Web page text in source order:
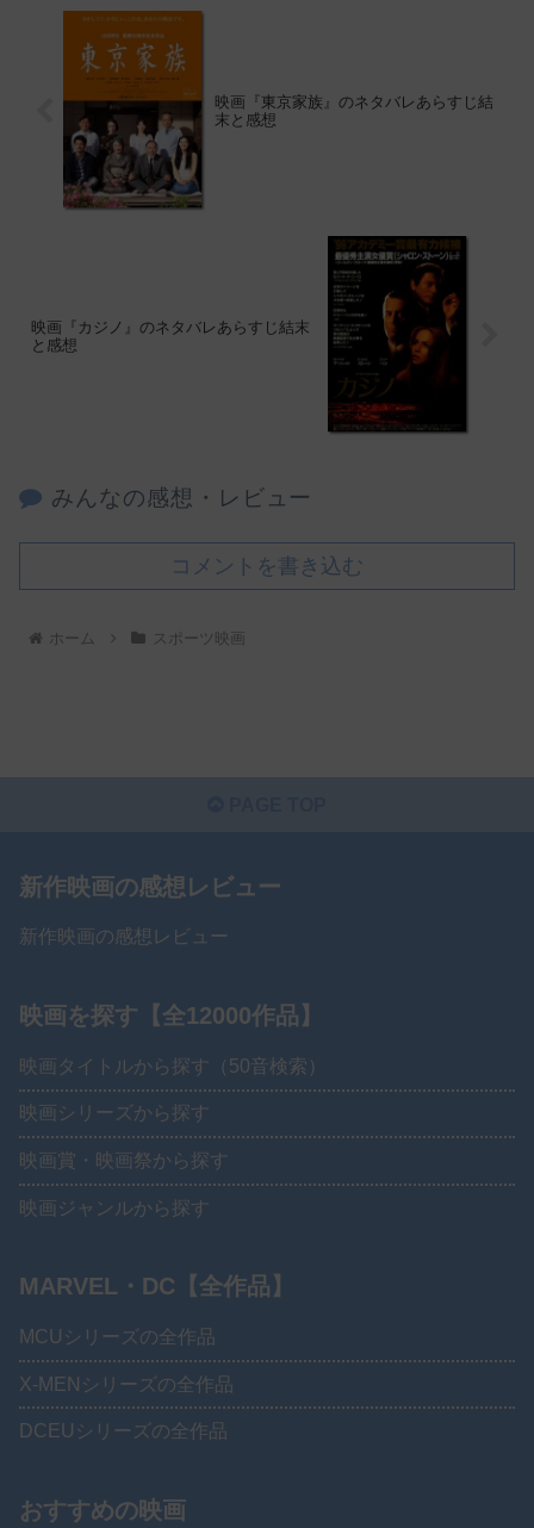
映画『東京家族』のネタバレあらすじ結
末と感想
映画『カジノ』のネタバレあらすじ結末
と感想
みんなの感想・レビュー
コメントを書き込む
ホーム スポーツ映画
新作映画の感想レビュー
新作映画の感想レビュー
映画を探す【全12000作品】
映画タイトルから探す（50音検索）
映画シリーズから探す
映画賞・映画祭から探す
映画ジャンルから探す
MARVEL・DC【全作品】
MCUシリーズの全作品
X-MENシリーズの全作品
DCEUシリーズの全作品
おすすめの映画